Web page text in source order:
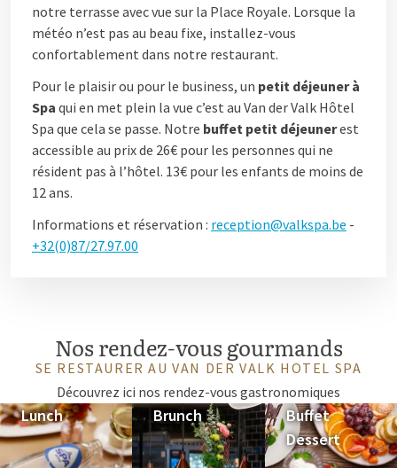
notre terrasse avec vue sur la Place Royale. Lorsque la
météo n’est pas au beau fixe, installez-vous
confortablement dans notre restaurant.
Pour le plaisir ou pour le business, un petit déjeuner à
Spa qui en met plein la vue c’est au Van der Valk Hôtel
Spa que cela se passe. Notre buffet petit déjeunerest
accessible au prix de 26€ pour les personnes qui ne
résident pas à l’hôtel. 13€ pour les enfants de moins de
12 ans.
Informations et réservation : reception@valkspa.be -
+32(0)87/27.97.00
Nos rendez-vous gourmands
SE RESTAURER AU VAN DER VALK HOTEL SPA
Découvrez ici nos rendez-vous gastronomiques
Lunch Brunch
Buffet
Dessert